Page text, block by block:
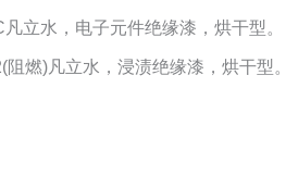
凡立水，电子元件绝缘漆，烘干型。
阻燃)凡立水，浸渍绝缘漆，烘干型。